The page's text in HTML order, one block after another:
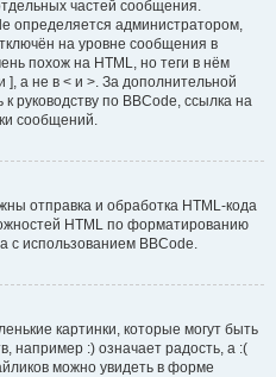
частей сообщения.
определяется администратором,
на уровне сообщения в
похож на HTML, но теги в нём
], а не в < и >. За дополнительной
руководству по BBCode, ссылка на
сообщений.
отправка и обработка HTML-кода
HTML по форматированию
с использованием BBCode.
картинки, которые могут быть
например :) означает радость, а :(
можно увидеть в форме